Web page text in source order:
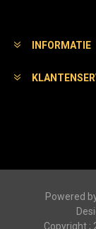
INFORMATIE
Powered
Copyright ;